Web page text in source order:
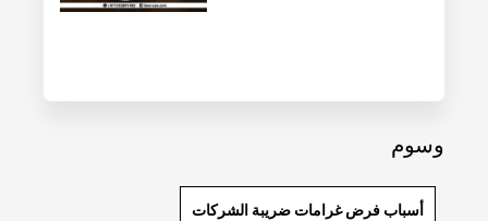
وسوم
أسباب فرض غرامات ضريبة الشركات